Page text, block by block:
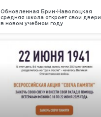
Обновленная Брин-Наволоцкая
средняя школа откроет свои двери
в новом учебном году